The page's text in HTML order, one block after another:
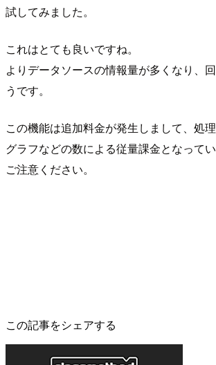
試してみました。
これはとても良いですね。
よりデータソースの情報量が多くなり、
うです。
この機能は追加料金が発生しまして、処
グラフなどの数による従量課金となって
ご注意ください。
この記事をシェアする